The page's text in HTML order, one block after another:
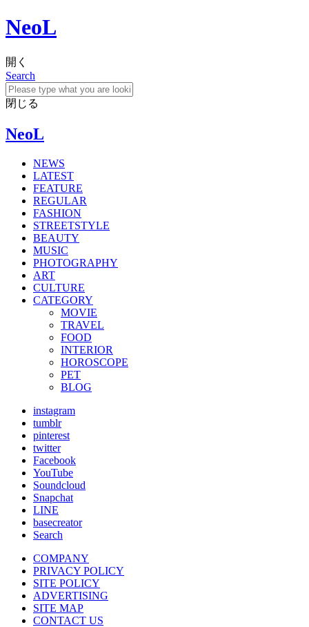
NeoL
開く
Search
閉じる
NeoL
NEWS
LATEST
FEATURE
REGULAR
FASHION
STREETSTYLE
BEAUTY
MUSIC
PHOTOGRAPHY
ART
CULTURE
CATEGORY
MOVIE
TRAVEL
FOOD
INTERIOR
HOROSCOPE
PET
BLOG
instagram
tumblr
pinterest
twitter
Facebook
YouTube
Soundcloud
Snapchat
LINE
basecreator
Search
COMPANY
PRIVACY POLICY
SITE POLICY
ADVERTISING
SITE MAP
CONTACT US